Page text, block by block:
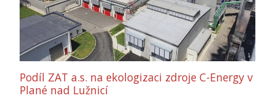
Podíl ZAT a.s. na ekologizaci zdroje C-Energy v
Plané nad Lužnicí